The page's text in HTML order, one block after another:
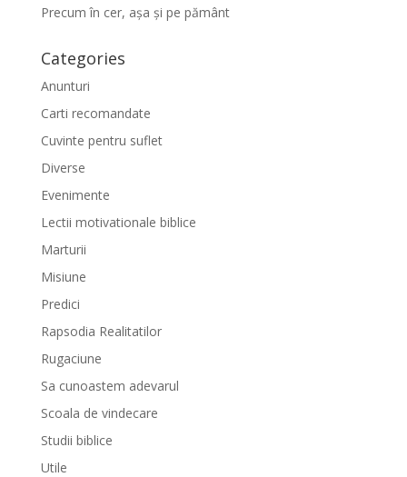
Precum în cer, așa și pe pământ
Categories
Anunturi
Carti recomandate
Cuvinte pentru suflet
Diverse
Evenimente
Lectii motivationale biblice
Marturii
Misiune
Predici
Rapsodia Realitatilor
Rugaciune
Sa cunoastem adevarul
Scoala de vindecare
Studii biblice
Utile